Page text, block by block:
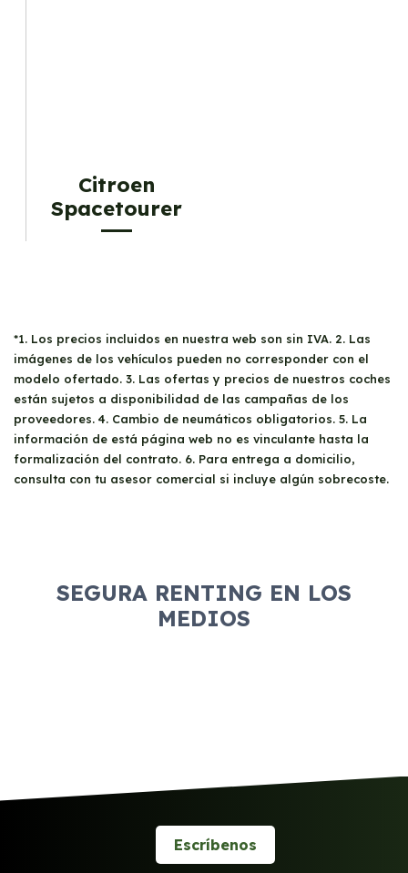
Citroen
Spacetourer
*1. Los precios incluidos en nuestra web son sin IVA. 2. Las
imágenes de los vehículos pueden no corresponder con el
modelo ofertado. 3. Las ofertas y precios de nuestros coches
están sujetos a disponibilidad de las campañas de los
proveedores. 4. Cambio de neumáticos obligatorios. 5. La
información de está página web no es vinculante hasta la
formalización del contrato. 6. Para entrega a domicilio,
consulta con tu asesor comercial si incluye algún sobrecoste.
SEGURA RENTING EN LOS
MEDIOS
Escríbenos